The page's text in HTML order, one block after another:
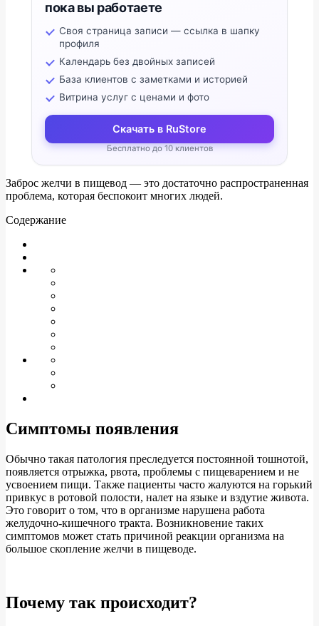
пока вы работаете
Своя страница записи — ссылка в шапку
профиля
Календарь без двойных записей
База клиентов с заметками и историей
Витрина услуг с ценами и фото
Скачать в RuStore
Бесплатно до 10 клиентов
Заброс желчи в пищевод — это достаточно распространенная
проблема, которая беспокоит многих людей.
Содержание
Симптомы появления
Обычно такая патология преследуется постоянной тошнотой,
появляется отрыжка, рвота, проблемы с пищеварением и не
усвоением пищи. Также пациенты часто жалуются на горький
привкус в ротовой полости, налет на языке и вздутие живота.
Это говорит о том, что в организме нарушена работа
желудочно-кишечного тракта. Возникновение таких
симптомов может стать причиной реакции организма на
большое скопление желчи в пищеводе.
Почему так происходит?